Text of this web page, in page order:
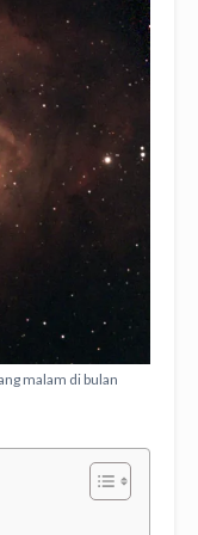
malam di bulan